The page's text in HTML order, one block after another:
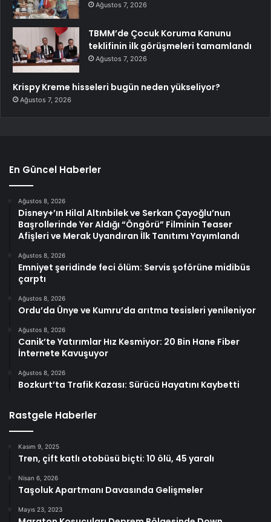
Ağustos 7, 2026
TBMM’de Çocuk Koruma Kanunu
teklifinin ilk görüşmeleri tamamlandı
Ağustos 7, 2026
Krispy Kreme hisseleri bugün neden yükseliyor?
Ağustos 7, 2026
En Güncel Haberler
Ağustos 8, 2026
Disney+’ın Hilal Altınbilek ve Serkan Çayoğlu’nun
Başrollerinde Yer Aldığı “Öngörü” Filminin Teaser
Afişleri ve Merak Uyandıran İlk Tanıtımı Yayımlandı
Ağustos 8, 2026
Emniyet şeridinde feci ölüm: Servis şoförüne midibüs
çarptı
Ağustos 8, 2026
Ordu’da Ünye ve Kumru’da arıtma tesisleri yenileniyor
Ağustos 8, 2026
Canik’te Yatırımlar Hız Kesmiyor: 20 Bin Hane Fiber
İnternete Kavuşuyor
Ağustos 8, 2026
Bozkurt’ta Trafik Kazası: Sürücü Hayatını Kaybetti
Rastgele Haberler
Kasım 9, 2025
Tren, çift katlı otobüsü biçti: 10 ölü, 45 yaralı
Nisan 6, 2026
Taşoluk Apartmanı Davasında Gelişmeler
Mayıs 23, 2023